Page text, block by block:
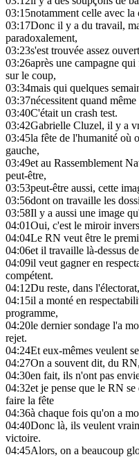
03:15notamment celle avec la
03:17Donc il y a du travail,
paradoxalement,
03:23s'est trouvée assez
03:26après une campagne
sur le coup,
03:34mais qui quelques
03:37nécessitent quand
03:40C'était un crash test.
03:42Gabrielle Cluzel, il y a
03:45la fête de l'humanité où
gauche,
03:49et au Rassemblement
peut-être,
03:53peut-être aussi, cette
03:56dont on travaille les
03:58Il y a aussi une image
04:01Oui, c'est le miroir
04:04Le RN veut être le
04:06et il travaille là-dessus
04:09il veut gagner en
compétent.
04:12Du reste, dans
04:15il a monté en
programme,
04:20le dernier sondage l'a
rejet.
04:24Et eux-mêmes veulent
04:27On a souvent dit, du
04:30en fait, ils n'ont pas
04:32et je pense que le RN
faire la fête
04:36à chaque fois qu'on a
04:40Donc là, ils veulent
victoire.
04:45Alors, on a beaucoup